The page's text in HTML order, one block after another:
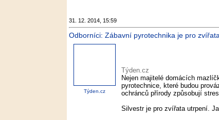
31. 12. 2014, 15:59
Odborníci: Zábavní pyrotechnika je pro
Týden.cz
Týden.cz
Nejen majitelé domácích
pyrotechnice, které budou
ochránců přírody způsobují
Silvestr je pro zvířata utrpení.